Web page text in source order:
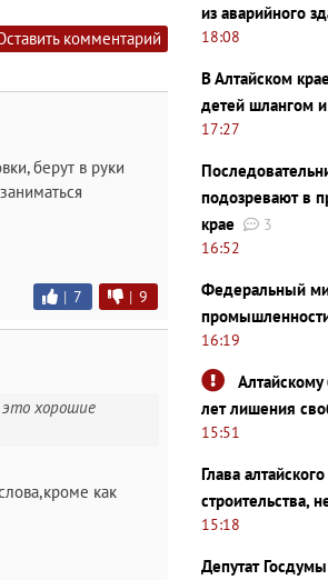
комментарий
берут в руки
| 7 | 9
хорошие
как
из аварийного
18:08
В Алтайском
детей шлангом
17:27
подозревают в
крае
3
16:52
Федеральный
16:19
лет лишения
15:51
Глава
строительства,
15:18
Депутат